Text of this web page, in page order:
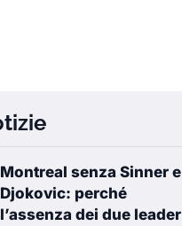
Montreal senza Sinner e
Djokovic: perché
l’assenza dei due leader